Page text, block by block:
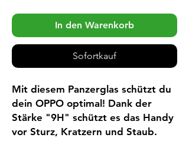
In den Warenkorb
Sofortkauf
Mit diesem Panzerglas schützt du
dein OPPO optimal! Dank der
Stärke "9H" schützt es das Handy
vor Sturz, Kratzern und Staub.